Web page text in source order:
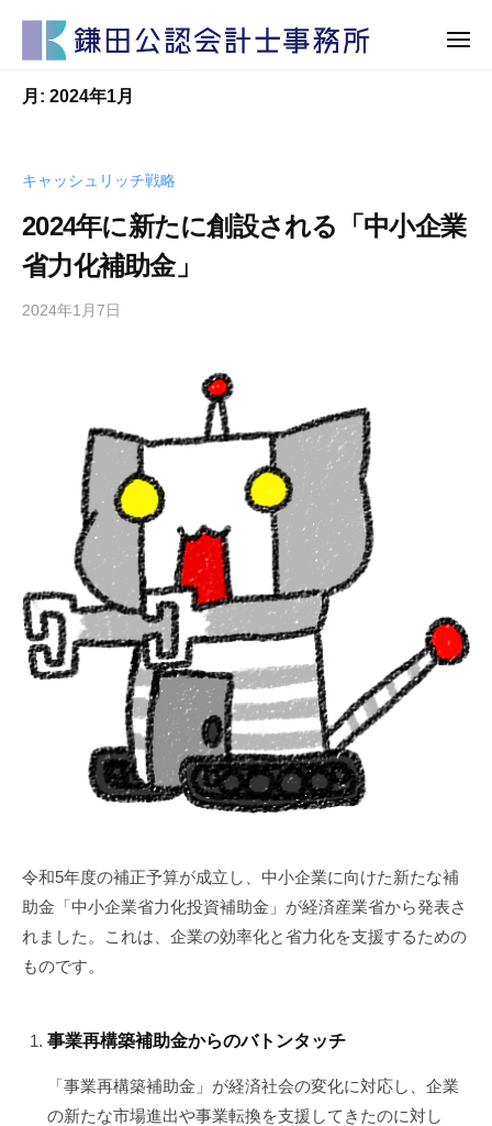
認
計
士
田
会
計
事
月: 2024年1月
キャッシュリッチ戦略
2024年に新たに創設される「中小企業
省力化補助金」
2024年1月7日
令和5年度の補正予算が成立し、中小企業に向けた新たな補
助金「中小企業省力化投資補助金」が経済産業省から発表さ
れました。これは、企業の効率化と省力化を支援するための
ものです。
事業再構築補助金からのバトンタッチ
「事業再構築補助金」が経済社会の変化に対応し、企業
の新たな市場進出や事業転換を支援してきたのに対し
公
認
事
務